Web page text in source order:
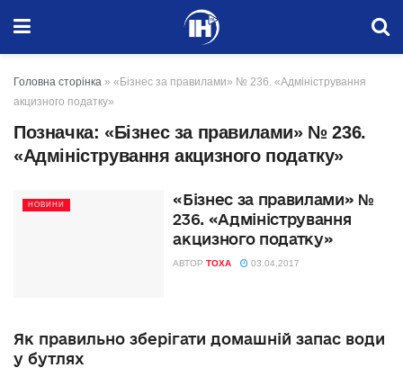
Головна сторінка » «Бізнес за правилами» № 236. «Адміністрування
акцизного податку»
Позначка: «Бізнес за правилами» № 236.
«Адміністрування акцизного податку»
НОВИНИ
«Бізнес за правилами» №
236. «Адміністрування
акцизного податку»
АВТОР TOXA 03.04.2017
Як правильно зберігати домашній запас води
у бутлях